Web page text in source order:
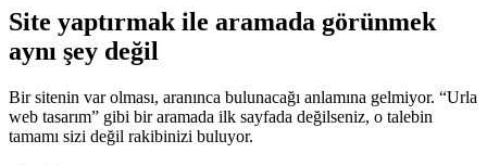
Site yaptırmak ile aramada görünmek
aynı şey değil
Bir sitenin var olması, aranınca bulunacağı anlamına gelmiyor. “Urla
web tasarım” gibi bir aramada ilk sayfada değilseniz, o talebin
tamamı sizi değil rakibinizi buluyor.